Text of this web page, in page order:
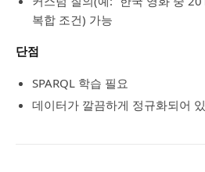
복합 조건) 가능
단점
SPARQL 학습 필요
데이터가 깔끔하게 정규화되어